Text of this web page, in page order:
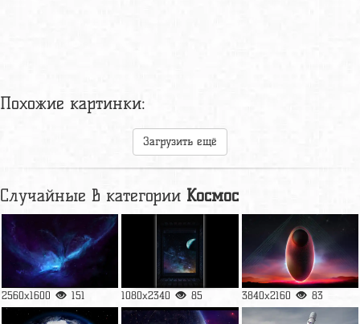
Похожие картинки:
Загрузить ещё
Случайные в категории Космос
2560x1600 151 1080x2340 85 3840x2160 83